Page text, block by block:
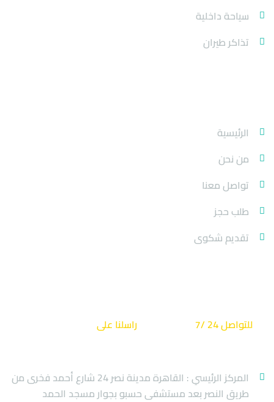
سياحة داخلية
تذاكر طيران
الرئيسية
من نحن
تواصل معنا
طلب حجز
تقديم شكوى
للتواصل 24 /7 راسلنا على
المركز الرئيسي : القاهرة مدينة نصر 24 شارع أحمد فخرى من
طريق النصر بعد مستشفى حسبو بجوار مسجد الحمد